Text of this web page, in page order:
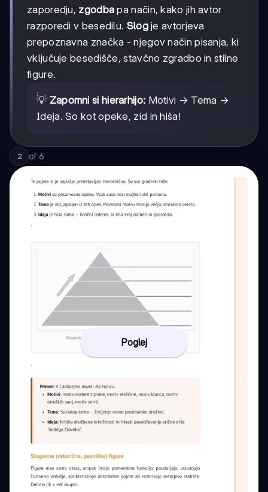
zaporedju, zgodba pa način, kako jih avtor
razporedi v besedilu. Slogje avtorjeva
prepoznavna značka - njegov način pisanja, ki
vključuje besedišče, stavčno zgradbo in stilne
figure.
💡 Zapomni si hierarhijo: Motivi → Tema →
Ideja. So kot opeke, zid in hiša!
2 of 6
Poglej